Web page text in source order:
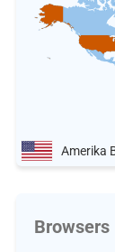
Amerika
Browsers